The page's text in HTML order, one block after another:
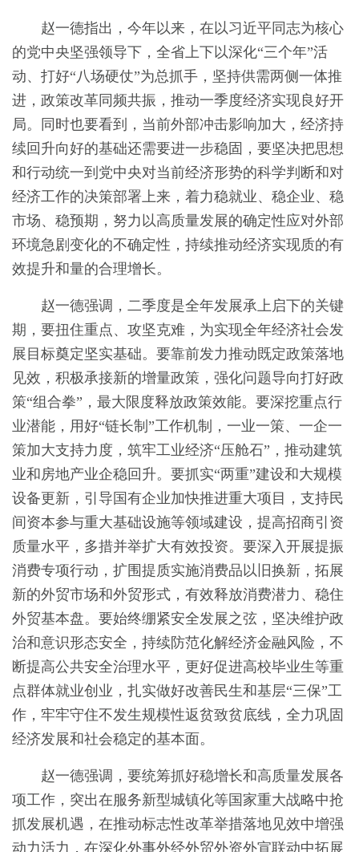
赵一德指出，今年以来，在以习近平同志为核心
的党中央坚强领导下，全省上下以深化“三个年”活
动、打好“八场硬仗”为总抓手，坚持供需两侧一体推
进，政策改革同频共振，推动一季度经济实现良好开
局。同时也要看到，当前外部冲击影响加大，经济持
续回升向好的基础还需要进一步稳固，要坚决把思想
和行动统一到党中央对当前经济形势的科学判断和对
经济工作的决策部署上来，着力稳就业、稳企业、稳
市场、稳预期，努力以高质量发展的确定性应对外部
环境急剧变化的不确定性，持续推动经济实现质的有
效提升和量的合理增长。
赵一德强调，二季度是全年发展承上启下的关键
期，要扭住重点、攻坚克难，为实现全年经济社会发
展目标奠定坚实基础。要靠前发力推动既定政策落地
见效，积极承接新的增量政策，强化问题导向打好政
策“组合拳”，最大限度释放政策效能。要深挖重点行
业潜能，用好“链长制”工作机制，一业一策、一企一
策加大支持力度，筑牢工业经济“压舱石”，推动建筑
业和房地产业企稳回升。要抓实“两重”建设和大规模
设备更新，引导国有企业加快推进重大项目，支持民
间资本参与重大基础设施等领域建设，提高招商引资
质量水平，多措并举扩大有效投资。要深入开展提振
消费专项行动，扩围提质实施消费品以旧换新，拓展
新的外贸市场和外贸形式，有效释放消费潜力、稳住
外贸基本盘。要始终绷紧安全发展之弦，坚决维护政
治和意识形态安全，持续防范化解经济金融风险，不
断提高公共安全治理水平，更好促进高校毕业生等重
点群体就业创业，扎实做好改善民生和基层“三保”工
作，牢牢守住不发生规模性返贫致贫底线，全力巩固
经济发展和社会稳定的基本面。
赵一德强调，要统筹抓好稳增长和高质量发展各
项工作，突出在服务新型城镇化等国家重大战略中抢
抓发展机遇，在推动标志性改革举措落地见效中增强
动力活力，在深化外事外经外贸外资外宣联动中拓展